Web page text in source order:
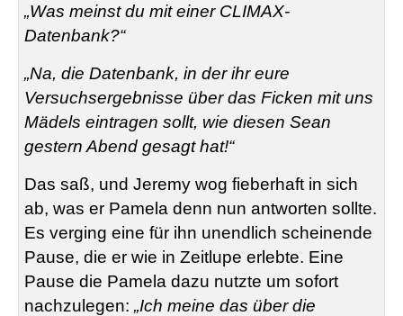
„Was meinst du mit einer CLIMAX-
Datenbank?“
„Na, die Datenbank, in der ihr eure
Versuchsergebnisse über das Ficken mit uns
Mädels eintragen sollt, wie diesen Sean
gestern Abend gesagt hat!“
Das saß, und Jeremy wog fieberhaft in sich
ab, was er Pamela denn nun antworten sollte.
Es verging eine für ihn unendlich scheinende
Pause, die er wie in Zeitlupe erlebte. Eine
Pause die Pamela dazu nutzte um sofort
nachzulegen: „Ich meine das über die